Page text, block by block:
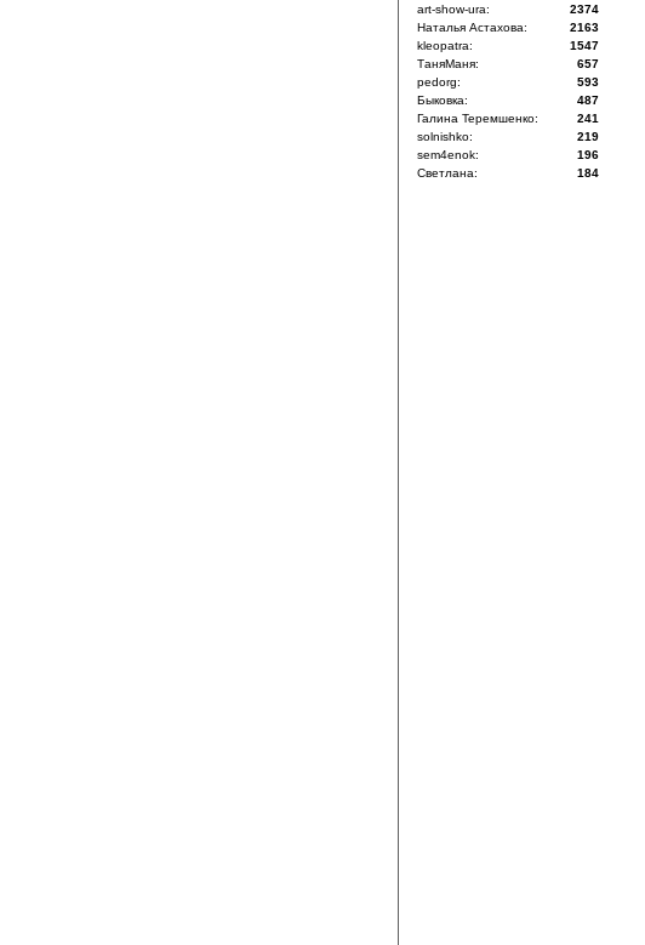
art-show-ura:
2374
Наталья Астахова:
2163
kleopatra:
1547
ТаняМаня:
657
pedorg:
593
Быковка:
487
Галина Теремшенко:
241
solnishko:
219
sem4enok:
196
Светлана:
184